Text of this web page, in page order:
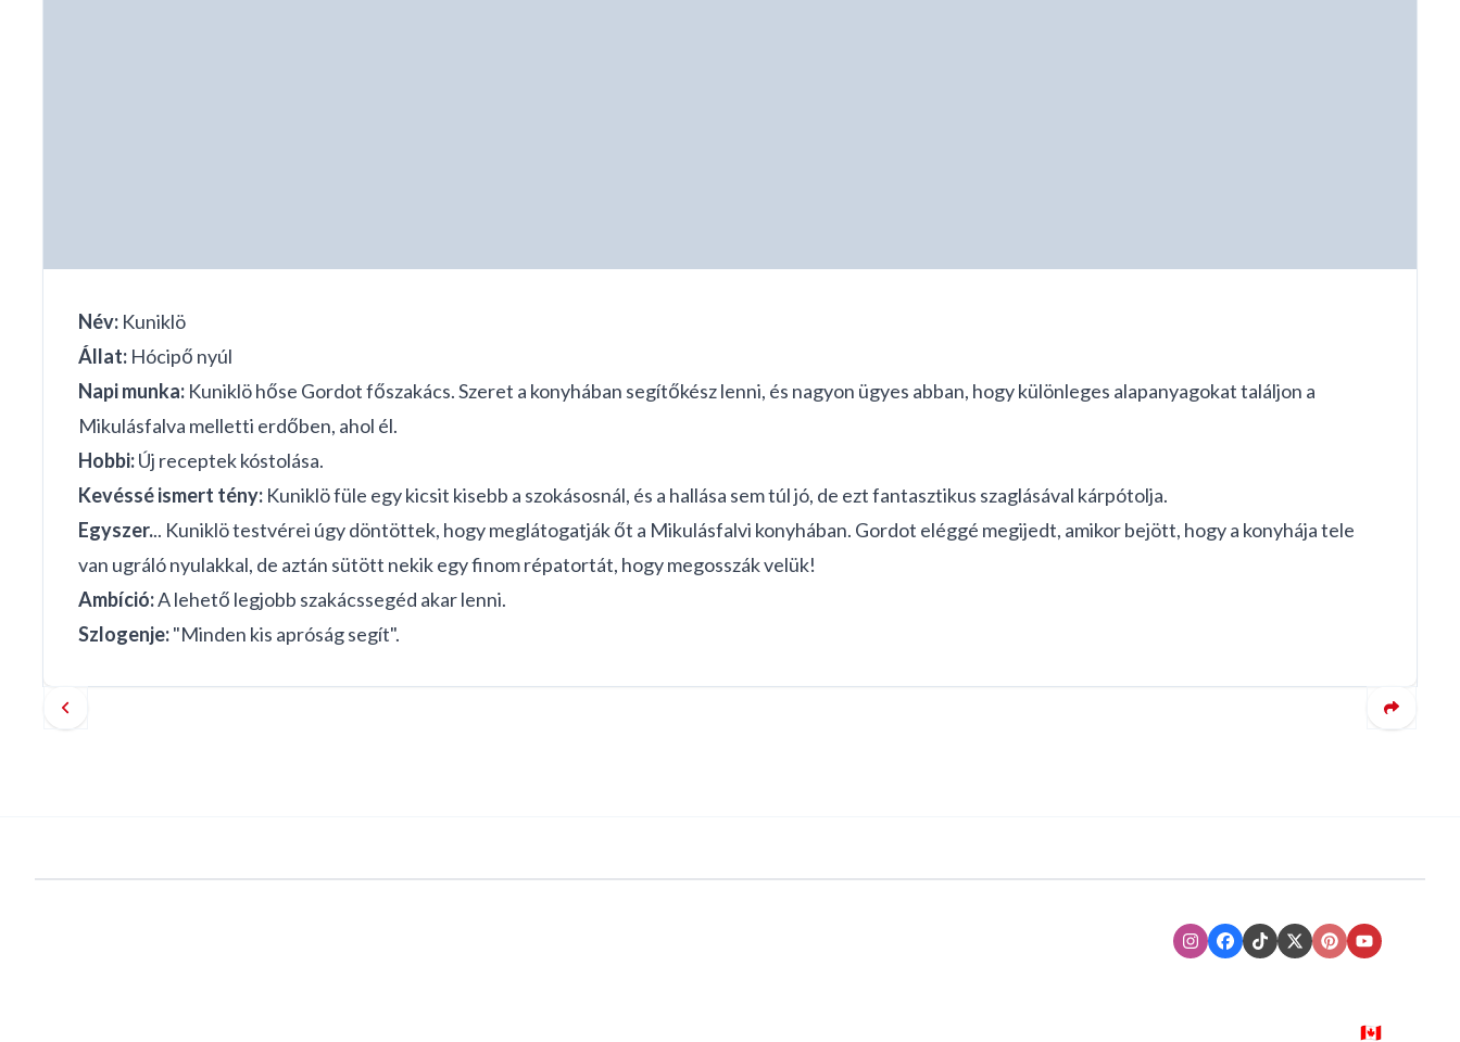
Név: Kuniklö
Állat: Hócipő nyúl
Napi munka: Kuniklö hőse Gordot főszakács. Szeret a konyhában segítőkész lenni, és nagyon ügyes abban, hogy különleges alapanyagokat találjon a
Mikulásfalva melletti erdőben, ahol él.
Hobbi:Új receptek kóstolása.
Kevéssé ismert tény: Kuniklö füle egy kicsit kisebb a szokásosnál, és a hallása sem túl jó, de ezt fantasztikus szaglásával kárpótolja.
Egyszer... Kuniklö testvérei úgy döntöttek, hogy meglátogatják őt a Mikulásfalvi konyhában. Gordot eléggé megijedt, amikor bejött, hogy a konyhája tele
van ugráló nyulakkal, de aztán sütött nekik egy finom répatortát, hogy megosszák velük!
Ambíció:A lehető legjobb szakácssegéd akar lenni.
Szlogenje:"Minden kis apróság segít".
InstagramFacebook
TikTokXTwitter
PinterestYoutube
🇨🇦